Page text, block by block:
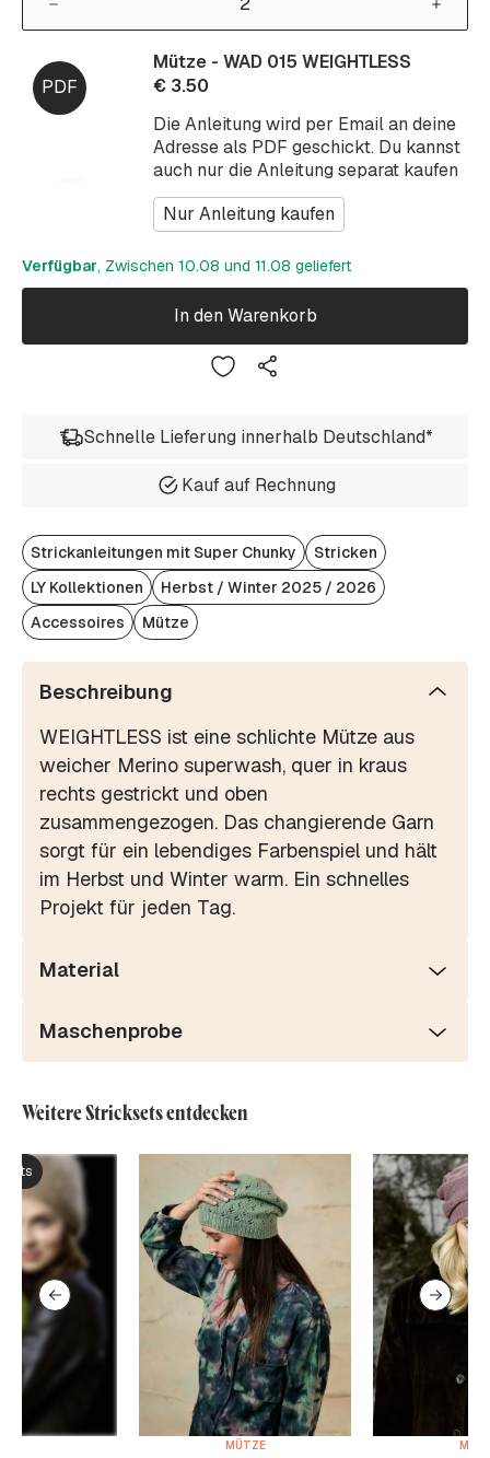
Die Anleitung wird per Email an deine
Adresse als PDF geschickt. Du kannst
auch nur die Anleitung separat kaufen
Nur Anleitung kaufen
Mütze - WAD 015 WEIGHTLESS
€ 3.50
Verfügbar, Zwischen 10.08 und 11.08 geliefert
In den Warenkorb
Schnelle Lieferung innerhalb Deutschland*
Kauf auf Rechnung
Strickanleitungen mit Super Chunky
Stricken
LY Kollektionen
Herbst / Winter 2025 / 2026
Accessoires
Mütze
Beschreibung
WEIGHTLESS ist eine schlichte Mütze aus
weicher Merino superwash, quer in kraus
rechts gestrickt und oben
zusammengezogen. Das changierende Garn
sorgt für ein lebendiges Farbenspiel und hält
im Herbst und Winter warm. Ein schnelles
Projekt für jeden Tag.
Material
Maschenprobe
Weitere Stricksets entdecken
MÜTZE